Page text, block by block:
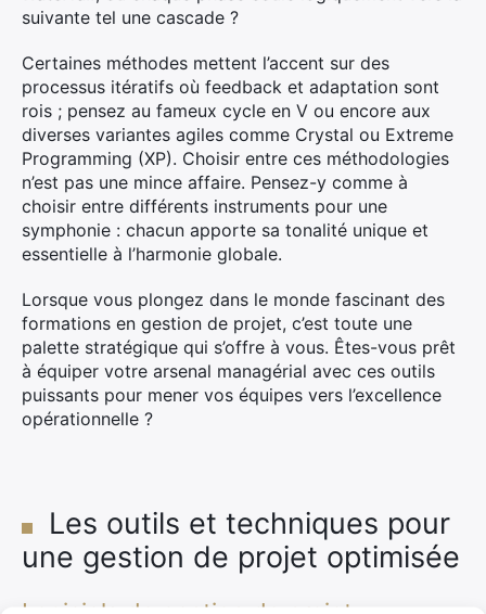
suivante tel une cascade ?
Certaines méthodes mettent l’accent sur des
processus itératifs où feedback et adaptation sont
rois ; pensez au fameux cycle en V ou encore aux
diverses variantes agiles comme Crystal ou Extreme
Programming (XP). Choisir entre ces méthodologies
n’est pas une mince affaire. Pensez-y comme à
choisir entre différents instruments pour une
symphonie : chacun apporte sa tonalité unique et
essentielle à l’harmonie globale.
Lorsque vous plongez dans le monde fascinant des
formations en gestion de projet, c’est toute une
palette stratégique qui s’offre à vous. Êtes-vous prêt
à équiper votre arsenal managérial avec ces outils
puissants pour mener vos équipes vers l’excellence
opérationnelle ?
Les outils et techniques pour
une gestion de projet optimisée